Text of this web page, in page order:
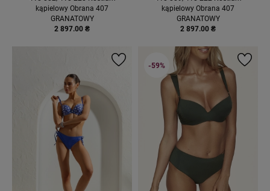
kąpielowy Obrana 407
GRANATOWY
2 897.00 ₴
kąpielowy Obrana 407
GRANATOWY
2 897.00 ₴
-59%